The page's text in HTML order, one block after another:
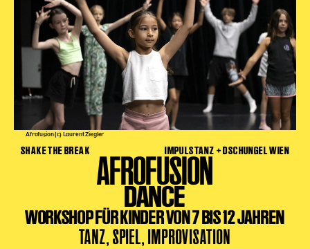
Afrofusion (c) Laurent Ziegler
SHAKE THE BREAK IMPULSTANZ + DSCHUNGEL WIEN
AFROFUSION
DANCE
WORKSHOP FÜR KINDER VON 7 BIS 12 JAHREN
TANZ, SPIEL, IMPROVISATION